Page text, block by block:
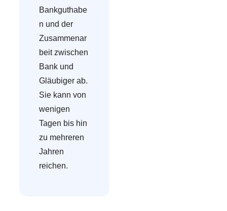
Bankguthabe
n und der
Zusammenar
beit zwischen
Bank und
Gläubiger ab.
Sie kann von
wenigen
Tagen bis hin
zu mehreren
Jahren
reichen.